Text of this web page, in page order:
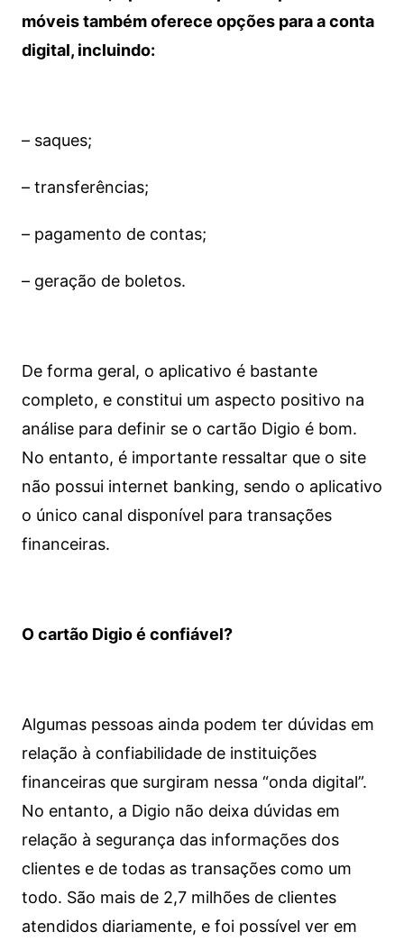
móveis também oferece opções para a conta
digital, incluindo:
– saques;
– transferências;
– pagamento de contas;
– geração de boletos.
De forma geral, o aplicativo é bastante
completo, e constitui um aspecto positivo na
análise para definir se o cartão Digio é bom.
No entanto, é importante ressaltar que o site
não possui internet banking, sendo o aplicativo
o único canal disponível para transações
financeiras.
O cartão Digio é confiável?
Algumas pessoas ainda podem ter dúvidas em
relação à confiabilidade de instituições
financeiras que surgiram nessa “onda digital”.
No entanto, a Digio não deixa dúvidas em
relação à segurança das informações dos
clientes e de todas as transações como um
todo. São mais de 2,7 milhões de clientes
atendidos diariamente, e foi possível ver em